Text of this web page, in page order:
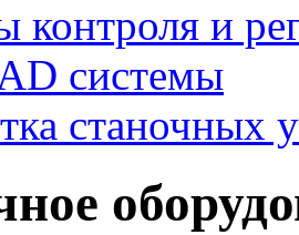
контроля и
системы